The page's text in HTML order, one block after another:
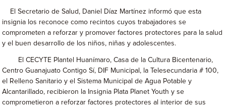
El Secretario de Salud, Daniel Díaz Martínez informó que esta
insignia los reconoce como recintos cuyos trabajadores se
comprometen a reforzar y promover factores protectores para la salud
y el buen desarrollo de los niños, niñas y adolescentes.
El CECYTE Plantel Huanímaro, Casa de la Cultura Bicentenario,
Centro Guanajuato Contigo Sí, DIF Municipal, la Telesecundaria # 100,
el Relleno Sanitario y el Sistema Municipal de Agua Potable y
Alcantarillado, recibieron la Insignia Plata Planet Youth y se
comprometieron a reforzar factores protectores al interior de sus